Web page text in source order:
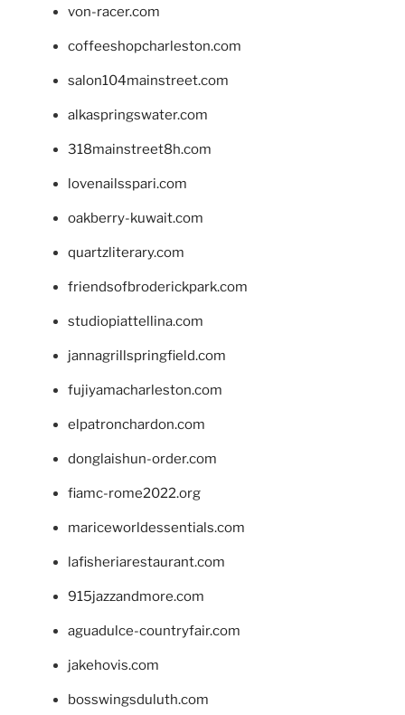
von-racer.com
coffeeshopcharleston.com
salon104mainstreet.com
alkaspringswater.com
318mainstreet8h.com
lovenailsspari.com
oakberry-kuwait.com
quartzliterary.com
friendsofbroderickpark.com
studiopiattellina.com
jannagrillspringfield.com
fujiyamacharleston.com
elpatronchardon.com
donglaishun-order.com
fiamc-rome2022.org
mariceworldessentials.com
lafisheriarestaurant.com
915jazzandmore.com
aguadulce-countryfair.com
jakehovis.com
bosswingsduluth.com